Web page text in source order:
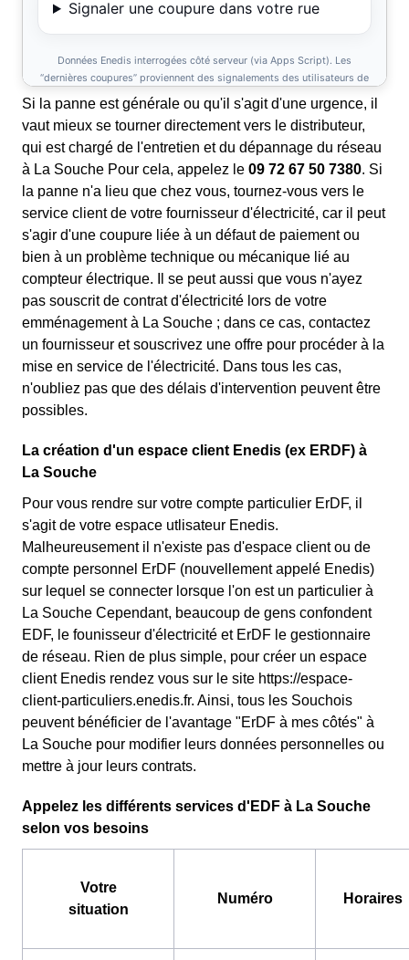
Si la panne est générale ou qu'il s'agit d'une urgence, il
vaut mieux se tourner directement vers le distributeur,
qui est chargé de l'entretien et du dépannage du réseau
à La Souche Pour cela, appelez le 09 72 67 50 7380. Si
la panne n'a lieu que chez vous, tournez-vous vers le
service client de votre fournisseur d'électricité, car il peut
s'agir d'une coupure liée à un défaut de paiement ou
bien à un problème technique ou mécanique lié au
compteur électrique. Il se peut aussi que vous n'ayez
pas souscrit de contrat d'électricité lors de votre
emménagement à La Souche ; dans ce cas, contactez
un fournisseur et souscrivez une offre pour procéder à la
mise en service de l'électricité. Dans tous les cas,
n'oubliez pas que des délais d'intervention peuvent être
possibles.
La création d'un espace client Enedis (ex ERDF) à
La Souche
Pour vous rendre sur votre compte particulier ErDF, il
s'agit de votre espace utlisateur Enedis.
Malheureusement il n'existe pas d'espace client ou de
compte personnel ErDF (nouvellement appelé Enedis)
sur lequel se connecter lorsque l'on est un particulier à
La Souche Cependant, beaucoup de gens confondent
EDF, le founisseur d'électricité et ErDF le gestionnaire
de réseau. Rien de plus simple, pour créer un espace
client Enedis rendez vous sur le site https://espace-
client-particuliers.enedis.fr. Ainsi, tous les Souchois
peuvent bénéficier de l'avantage "ErDF à mes côtés" à
La Souche pour modifier leurs données personnelles ou
mettre à jour leurs contrats.
Appelez les différents services d'EDF à La Souche
selon vos besoins
Votre
situation
Numéro Horaires